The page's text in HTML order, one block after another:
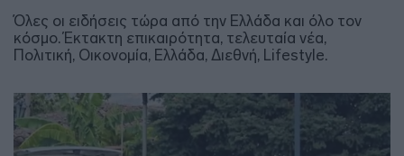
Όλες οι ειδήσεις τώρα από την Ελλάδα και όλο τον
κόσμο. Έκτακτη επικαιρότητα, τελευταία νέα,
Πολιτική, Οικονομία, Ελλάδα, Διεθνή, Lifestyle.